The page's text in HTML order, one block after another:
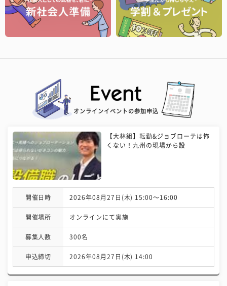
オンラインイベントの参加申込
【大林組】転勤&ジョブローテは怖
くない！九州の現場から設
開催日時 2026年08月27日(木) 15:00〜16:00
開催場所 オンラインにて実施
募集人数 300名
申込締切 2026年08月27日(木) 14:00